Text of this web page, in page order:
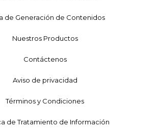
de Generación de Contenidos
Nuestros Productos
Contáctenos
Aviso de privacidad
Términos y Condiciones
de Tratamiento de Información